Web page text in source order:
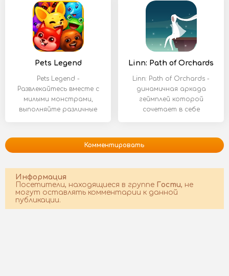
Pets Legend
Pets Legend -
Развлекайтесь вместе с
милыми монстрами,
выполняйте различные
Linn: Path of Orchards
Linn: Path of Orchards -
динамичная аркада
геймплей которой
сочетает в себе
Комментировать
Информация
Посетители, находящиеся в группе Гости, не
могут оставлять комментарии к данной
публикации.